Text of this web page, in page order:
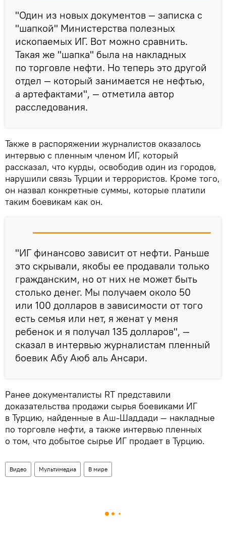
"Один из новых документов — записка с
"шапкой" Министерства полезных
ископаемых ИГ. Вот можно сравнить.
Такая же "шапка" была на накладных
по торговле нефти. Но теперь это другой
отдел — который занимается не нефтью,
а артефактами", — отметила автор
расследования.
Также в распоряжении журналистов оказалось
интервью с пленным членом ИГ, который
рассказал, что курды, освободив один из городов,
нарушили связь Турции и террористов. Кроме того,
он назвал конкретные суммы, которые платили
таким боевикам как он.
"ИГ финансово зависит от нефти. Раньше
это скрывали, якобы ее продавали только
гражданским, но от них не может быть
столько денег. Мы получаем около 50
или 100 долларов в зависимости от того
есть семья или нет, я женат у меня
ребенок и я получал 135 долларов", —
сказал в интервью журналистам пленный
боевик Абу Аюб аль Ансари.
Ранее документалисты RT представили
доказательства продажи сырья боевиками ИГ
в Турцию, найденные в Аш-Шаддади — накладные
по торговле нефти, а также интервью пленных
о том, что добытое сырье ИГ продает в Турцию.
Видео Мультимедиа В мире